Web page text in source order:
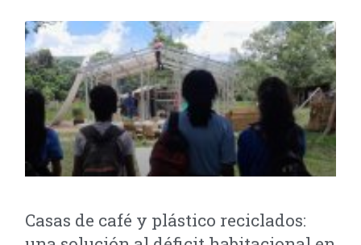
Casas de café y plástico reciclados: